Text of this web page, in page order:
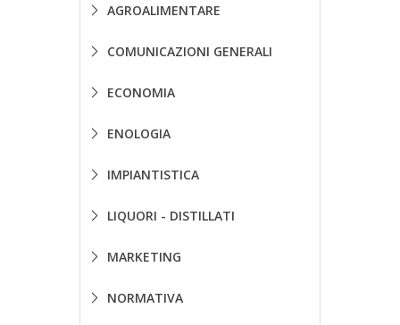
AGROALIMENTARE
COMUNICAZIONI GENERALI
ECONOMIA
ENOLOGIA
IMPIANTISTICA
LIQUORI - DISTILLATI
MARKETING
NORMATIVA